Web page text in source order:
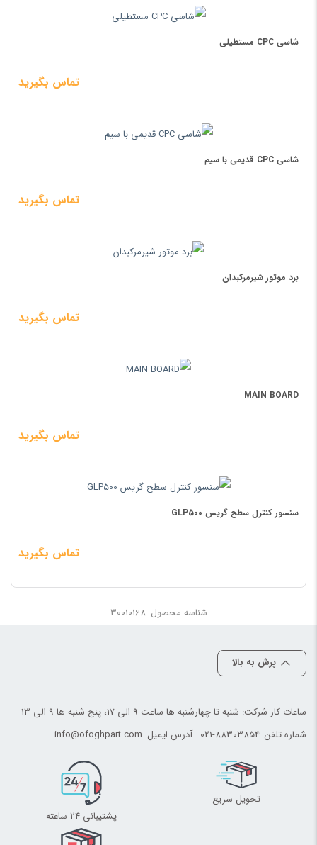
شاسی CPC مستطیلی
تماس بگیرید
شاسی CPC قدیمی با سیم
تماس بگیرید
برد موتور شیرمرکبدان
تماس بگیرید
MAIN BOARD
تماس بگیرید
سنسور کنترل سطح گریس GLP500
تماس بگیرید
شناسه محصول: 30010168
پرش به بالا
ساعات کار شرکت: شنبه تا چهارشنبه ها ساعت 9 الی 17، پنج شنبه ها 9 الی 13
شماره تلفن: 021-88303854 آدرس ایمیل: info@ofoghpart.com
تحویل سریع
پشتیبانی 24 ساعته